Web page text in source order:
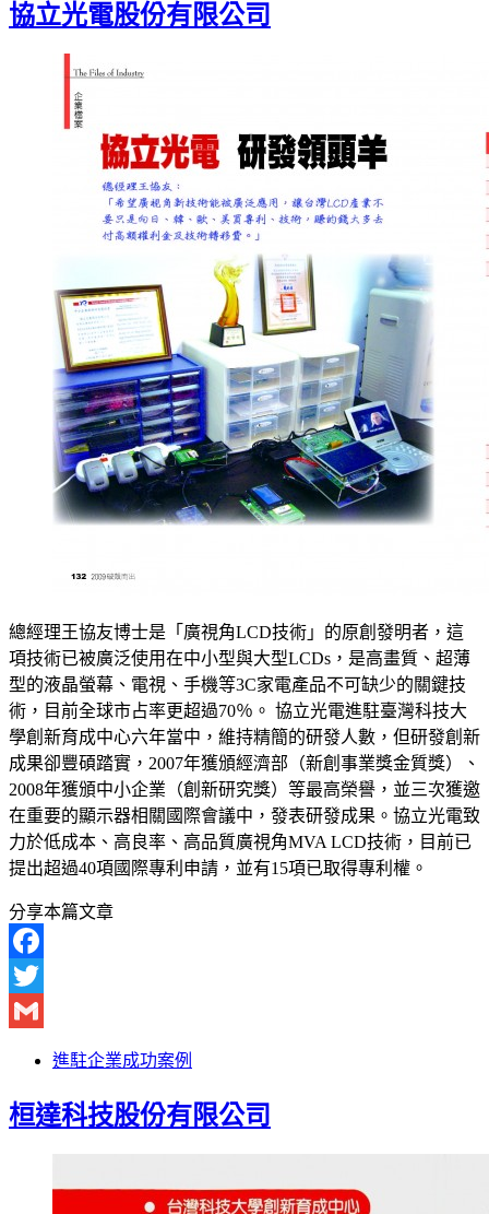
協立光電股份有限公司
總經理王協友博士是「廣視角LCD技術」的原創發明者，這
項技術已被廣泛使用在中小型與大型LCDs，是高畫質、超薄
型的液晶螢幕、電視、手機等3C家電產品不可缺少的關鍵技
術，目前全球市占率更超過70％。 協立光電進駐臺灣科技大
學創新育成中心六年當中，維持精簡的研發人數，但研發創新
成果卻豐碩踏實，2007年獲頒經濟部（新創事業獎金質獎）、
2008年獲頒中小企業（創新研究獎）等最高榮譽，並三次獲邀
在重要的顯示器相關國際會議中，發表研發成果。協立光電致
力於低成本、高良率、高品質廣視角MVA LCD技術，目前已
提出超過40項國際專利申請，並有15項已取得專利權。
分享本篇文章
Facebook
Twitter
進駐企業成功案例
桓達科技股份有限公司